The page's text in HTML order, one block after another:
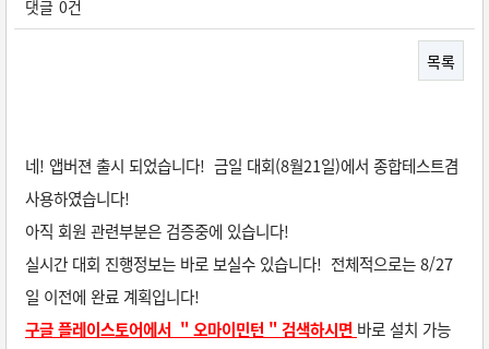
댓글 0건
목록
네! 앱버젼 출시 되었습니다! 금일 대회(8월21일)에서 종합테스트겸
사용하였습니다!
아직 회원 관련부분은 검증중에 있습니다!
실시간 대회 진행정보는 바로 보실수 있습니다! 전체적으로는 8/27
일 이전에 완료 계획입니다!
구글 플레이스토어에서 " 오마이민턴 " 검색하시면 바로 설치 가능